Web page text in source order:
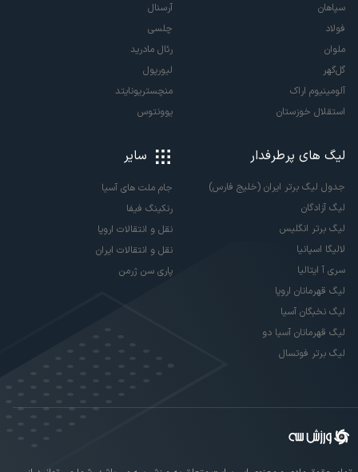
سپاهان
فولاد
ملوان
گل‌گهر
آلومینیوم اراک
استقلال خوزستان
آرسنال
چلسی
رئال مادرید
لیورپول
منچستریونایتد
یوونتوس
لیگ های پرطرفدار
جدول لیگ برتر ایران (خلیج فارس)
لیگ آزادگان
لیگ برتر انگلیس
لالیگا اسپانیا
سری آ ایتالیا
لیگ قهرمانان اروپا
لیگ نخبگان آسیا
لیگ قهرمانان آسیا دو
لیگ برتر فوتسال
سایر
جام ملت های آسیا
رنکینگ فیفا
نقل و انتقالات اروپا
نقل و انتقالات ایران
پاری سن ژرمن